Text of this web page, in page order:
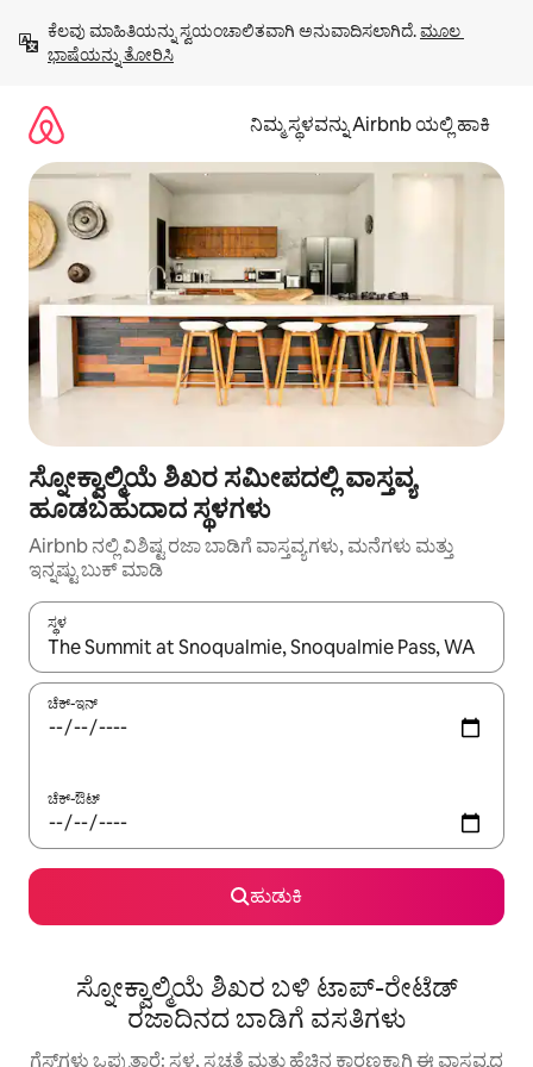
ಹೋಗಿ
ಕೆಲವು ಮಾಹಿತಿಯನ್ನು ಸ್ವಯಂಚಾಲಿತವಾಗಿ ಅನುವಾದಿಸಲಾಗಿದೆ. ಮೂಲ
ಭಾಷೆಯನ್ನು ತೋರಿಸಿ
ನಿಮ್ಮ ಸ್ಥಳವನ್ನು Airbnb ಯಲ್ಲಿ ಹಾಕಿ
ಸ್ನೋಕ್ವಾಲ್ಮಿಯೆ ಶಿಖರ ಸಮೀಪದಲ್ಲಿ ವಾಸ್ತವ್ಯ
ಹೂಡಬಹುದಾದ ಸ್ಥಳಗಳು
Airbnb ನಲ್ಲಿ ವಿಶಿಷ್ಟ ರಜಾ ಬಾಡಿಗೆ ವಾಸ್ತವ್ಯಗಳು, ಮನೆಗಳು ಮತ್ತು
ಇನ್ನಷ್ಟು ಬುಕ್ ಮಾಡಿ
ಸ್ಥಳ
ಫಲಿತಾಂಶಗಳು ಲಭ್ಯವಿರುವಾಗ, ಅಪ್ ಮತ್ತು ಡೌನ್ ಬಾಣದ ಕೀಲಿಗಳೊಂದಿಗೆ
ಚೆಕ್-ಇನ್
ಚೆಕ್-ಔಟ್
ಹುಡುಕಿ
ಸ್ನೋಕ್ವಾಲ್ಮಿಯೆ ಶಿಖರ ಬಳಿ ಟಾಪ್-ರೇಟೆಡ್
ರಜಾದಿನದ ಬಾಡಿಗೆ ವಸತಿಗಳು
ಗೆಸ್ಟ್‌ಗಳು ಒಪ್ಪುತ್ತಾರೆ: ಸ್ಥಳ, ಸ್ವಚ್ಛತೆ ಮತ್ತು ಹೆಚ್ಚಿನ ಕಾರಣಕ್ಕಾಗಿ ಈ ವಾಸ್ತವ್ಯದ